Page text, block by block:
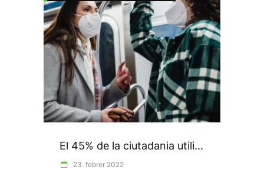
El 45% de la ciutadania utili...
23. febrer 2022